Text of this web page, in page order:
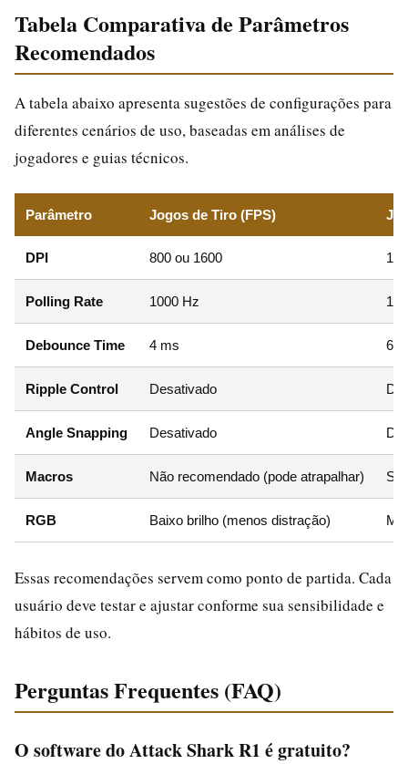
Tabela Comparativa de Parâmetros
Recomendados
A tabela abaixo apresenta sugestões de configurações para
diferentes cenários de uso, baseadas em análises de
jogadores e guias técnicos.
Parâmetro Jogos de Tiro (FPS)
DPI 800 ou 1600
Polling Rate 1000 Hz
Debounce Time 4 ms 6
Ripple Control Desativado
Angle Snapping Desativado
Macros Não recomendado (pode atrapalhar)
RGB Baixo brilho (menos distração)
Essas recomendações servem como ponto de partida. Cada
usuário deve testar e ajustar conforme sua sensibilidade e
hábitos de uso.
Perguntas Frequentes (FAQ)
O software do Attack Shark R1 é gratuito?